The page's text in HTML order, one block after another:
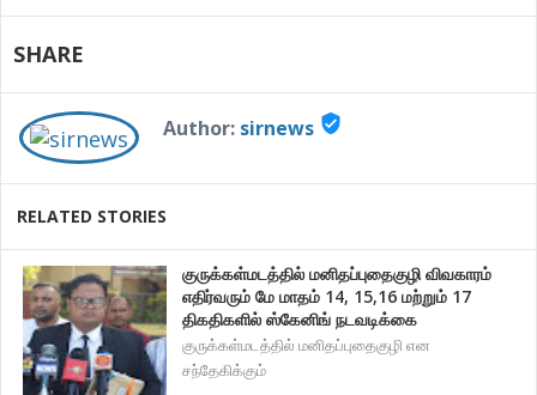
SHARE
Author: sirnews verified_user
RELATED STORIES
குருக்கள்மடத்தில் மனிதப்புதைகுழி விவகாரம்
எதிர்வரும் மே மாதம் 14, 15,16 மற்றும் 17
திகதிகளில் ஸ்கேனிங் நடவடிக்கை
குருக்கள்மடத்தில் மனிதப்புதைகுழி என
சந்தேகிக்கும்